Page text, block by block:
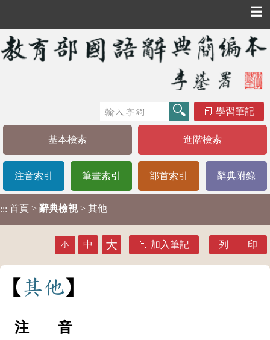
☰
學習筆記
基本檢索 進階檢索
注音索引 筆畫索引 部首索引 辭典附錄
::: 首頁 > 辭典檢視 > 其他
小 中 大 加入筆記 列 印
其他
注 音